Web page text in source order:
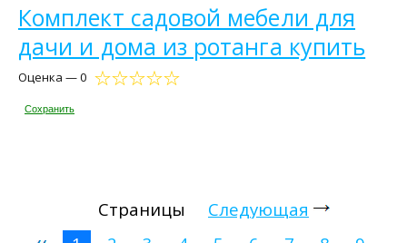
Комплект садовой мебели для
дачи и дома из ротанга купить
Оценка — 0
Сохранить
Страницы
Следующая